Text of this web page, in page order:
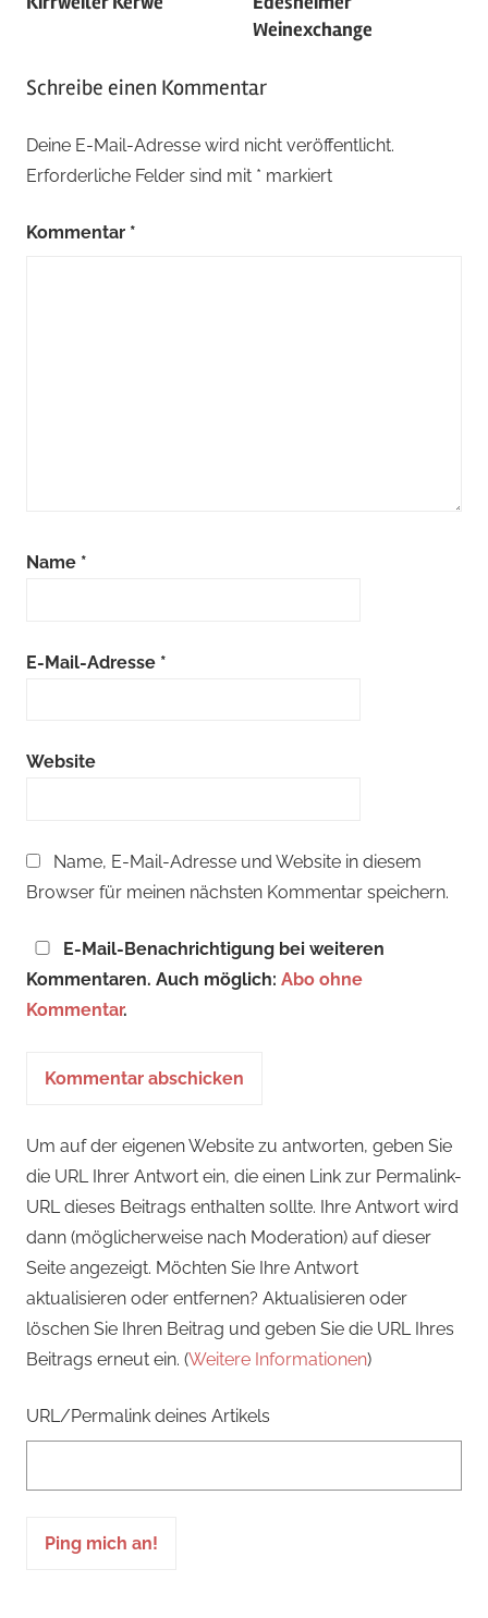
Weinstraße,
Weinexchange
Schreibe einen Kommentar
Deine E-Mail-Adresse wird nicht veröffentlicht.
Erforderliche Felder sind mit * markiert
Kommentar *
Name *
E-Mail-Adresse *
Website
Name, E-Mail-Adresse und Website in diesem
Browser für meinen nächsten Kommentar speichern.
E-Mail-Benachrichtigung bei weiteren
Kommentaren. Auch möglich: Abo ohne
Kommentar.
Um auf der eigenen Website zu antworten, geben Sie
die URL Ihrer Antwort ein, die einen Link zur Permalink-
URL dieses Beitrags enthalten sollte. Ihre Antwort wird
dann (möglicherweise nach Moderation) auf dieser
Seite angezeigt. Möchten Sie Ihre Antwort
aktualisieren oder entfernen? Aktualisieren oder
löschen Sie Ihren Beitrag und geben Sie die URL Ihres
Beitrags erneut ein. (Weitere Informationen)
URL/Permalink deines Artikels